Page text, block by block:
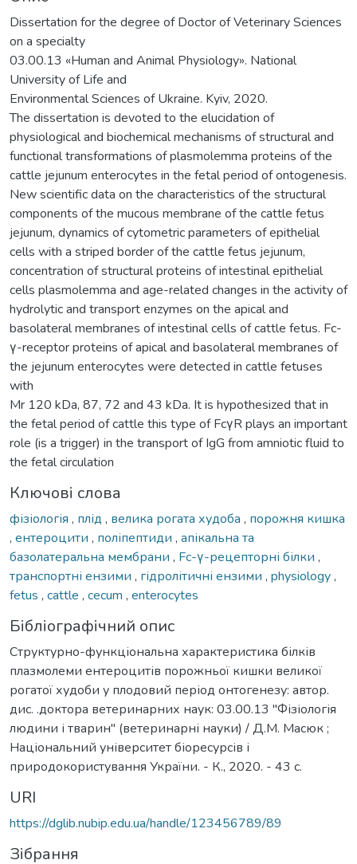
Dissertation for the degree of Doctor of Veterinary Sciences
on a specialty
03.00.13 «Human and Animal Physiology». National
University of Life and
Environmental Sciences of Ukraine. Kyiv, 2020.
The dissertation is devoted to the elucidation of
physiological and biochemical mechanisms of structural and
functional transformations of plasmolemma proteins of the
cattle jejunum enterocytes in the fetal period of ontogenesis.
New scientific data on the characteristics of the structural
components of the mucous membrane of the cattle fetus
jejunum, dynamics of cytometric parameters of epithelial
cells with a striped border of the cattle fetus jejunum,
concentration of structural proteins of intestinal epithelial
cells plasmolemma and age-related changes in the activity of
hydrolytic and transport enzymes on the apical and
basolateral membranes of intestinal cells of cattle fetus. Fc-
γ-receptor proteins of apical and basolateral membranes of
the jejunum enterocytes were detected in cattle fetuses
with
Mr 120 kDa, 87, 72 and 43 kDa. It is hypothesized that in
the fetal period of cattle this type of FcγR plays an important
role (is a trigger) in the transport of IgG from amniotic fluid to
the fetal circulation
Ключові слова
фізіологія , плід , велика рогата худоба , порожня кишка
, ентероцити , поліпептиди , апікальна та
базолатеральна мембрани , Fc-γ-рецепторні білки ,
транспортні ензими , гідролітичні ензими , physiology,
fetus , cattle , cecum , enterocytes
Бібліографічний опис
Структурно-функціональна характеристика білків
плазмолеми ентероцитів порожньої кишки великої
рогатої худоби у плодовий період онтогенезу: автор.
дис. .доктора ветеринарних наук: 03.00.13 "Фізіологія
людини і тварин" (ветеринарні науки) / Д.М. Масюк ;
Національний університет біоресурсів і
природокористування України. - К., 2020. - 43 с.
URI
https://dglib.nubip.edu.ua/handle/123456789/89
Зібрання